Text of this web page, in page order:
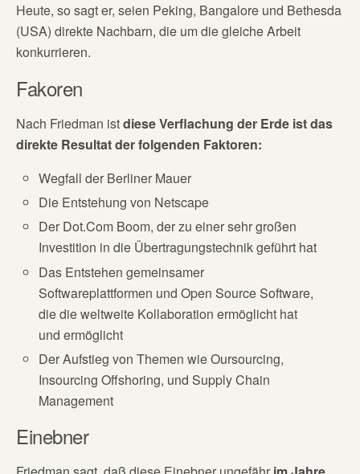
Heute, so sagt er, seien Peking, Bangalore und Bethesda
(USA) direkte Nachbarn, die um die gleiche Arbeit
konkurrieren.
Fakoren
Nach Friedman istdiese Verflachung der Erde ist das
direkte Resultat der folgenden Faktoren:
Wegfall der Berliner Mauer
Die Entstehung von Netscape
Der Dot.Com Boom, der zu einer sehr großen
Investition in die Übertragungstechnik geführt hat
Das Entstehen gemeinsamer
Softwareplattformen und Open Source Software,
die die weltweite Kollaboration ermöglicht hat
und ermöglicht
Der Aufstieg von Themen wie Oursourcing,
Insourcing Offshoring, und Supply Chain
Management
Einebner